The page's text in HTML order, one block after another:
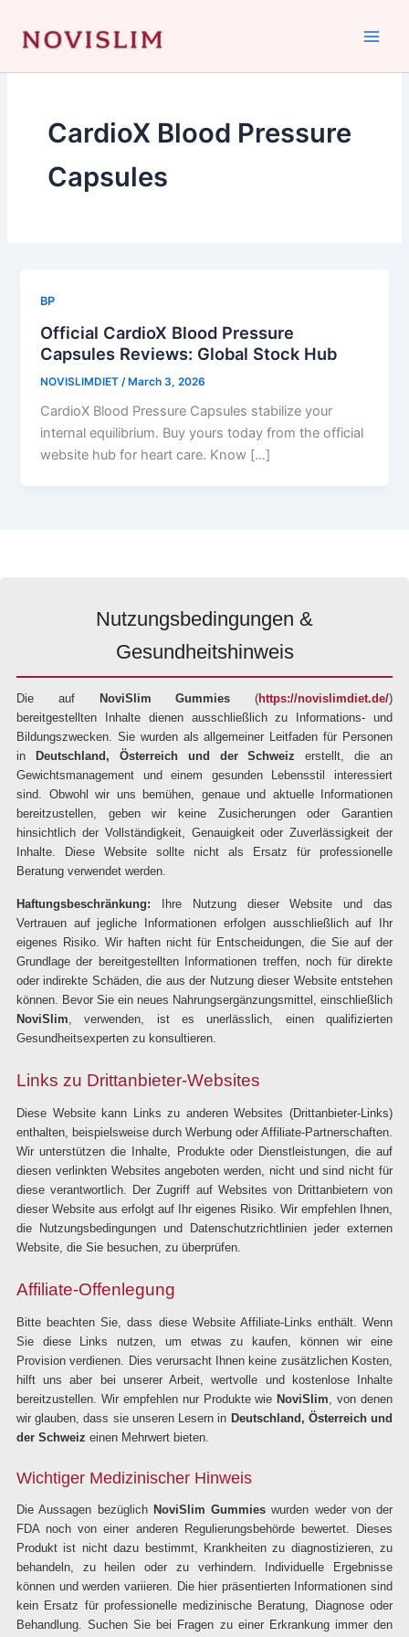
content
CardioX Blood Pressure
Capsules
BP
Official CardioX Blood Pressure
Capsules Reviews: Global Stock Hub
NOVISLIMDIET /March 3, 2026
CardioX Blood Pressure Capsules stabilize your
internal equilibrium. Buy yours today from the official
website hub for heart care. Know […]
Nutzungsbedingungen &
Gesundheitshinweis
Die auf NoviSlim Gummies (https://novislimdiet.de/)
bereitgestellten Inhalte dienen ausschließlich zu Informations- und
Bildungszwecken. Sie wurden als allgemeiner Leitfaden für Personen
in
Deutschland, Österreich und der Schweiz erstellt, die an
Gewichtsmanagement und einem gesunden Lebensstil interessiert
sind. Obwohl wir uns bemühen, genaue und aktuelle Informationen
bereitzustellen, geben wir keine Zusicherungen oder Garantien
hinsichtlich der Vollständigkeit, Genauigkeit oder Zuverlässigkeit der
Inhalte. Diese Website sollte nicht als Ersatz für professionelle
Beratung verwendet werden.
Haftungsbeschränkung: Ihre Nutzung dieser Website und das
Vertrauen auf jegliche Informationen erfolgen ausschließlich auf Ihr
eigenes Risiko. Wir haften nicht für Entscheidungen, die Sie auf der
Grundlage der bereitgestellten Informationen treffen, noch für direkte
oder indirekte Schäden, die aus der Nutzung dieser Website entstehen
können. Bevor Sie ein neues Nahrungsergänzungsmittel, einschließlich
NoviSlim, verwenden, ist es unerlässlich, einen qualifizierten
Gesundheitsexperten zu konsultieren.
Links zu Drittanbieter-Websites
Diese Website kann Links zu anderen Websites (Drittanbieter-Links)
enthalten, beispielsweise durch Werbung oder Affiliate-Partnerschaften.
Wir unterstützen die Inhalte, Produkte oder Dienstleistungen, die auf
diesen verlinkten Websites angeboten werden, nicht und sind nicht für
diese verantwortlich. Der Zugriff auf Websites von Drittanbietern von
dieser Website aus erfolgt auf Ihr eigenes Risiko. Wir empfehlen Ihnen,
die Nutzungsbedingungen und Datenschutzrichtlinien jeder externen
Website, die Sie besuchen, zu überprüfen.
Affiliate-Offenlegung
Bitte beachten Sie, dass diese Website Affiliate-Links enthält. Wenn
Sie diese Links nutzen, um etwas zu kaufen, können wir eine
Provision verdienen. Dies verursacht Ihnen keine zusätzlichen Kosten,
hilft uns aber bei unserer Arbeit, wertvolle und kostenlose Inhalte
bereitzustellen. Wir empfehlen nur Produkte wie NoviSlim, von denen
wir glauben, dass sie unseren Lesern in Deutschland, Österreich und
der Schweiz einen Mehrwert bieten.
Wichtiger Medizinischer Hinweis
Die Aussagen bezüglich NoviSlim Gummies wurden weder von der
FDA noch von einer anderen Regulierungsbehörde bewertet. Dieses
Produkt ist nicht dazu bestimmt, Krankheiten zu diagnostizieren, zu
behandeln, zu heilen oder zu verhindern. Individuelle Ergebnisse
können und werden variieren. Die hier präsentierten Informationen sind
kein Ersatz für professionelle medizinische Beratung, Diagnose oder
Behandlung. Suchen Sie bei Fragen zu einer Erkrankung immer den